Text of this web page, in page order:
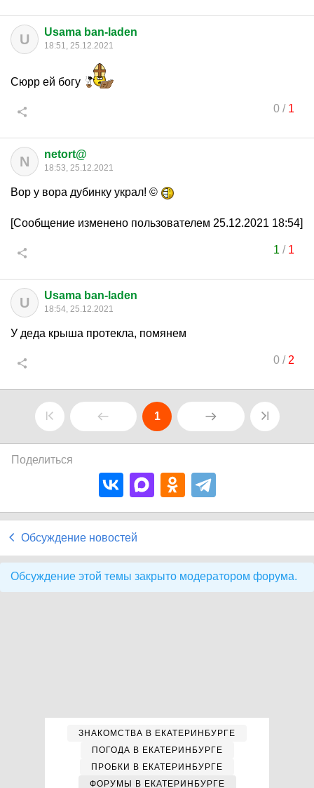
U Usama ban-laden
18:51, 25.12.2021
Сюрр ей богу
0/ 1
N netort@
18:53, 25.12.2021
Вор у вора дубинку украл! ©
[Сообщение изменено пользователем 25.12.2021 18:54]
1 / 1
U Usama ban-laden
18:54, 25.12.2021
У деда крыша протекла, помянем
0/ 2
1
Поделиться
Обсуждение новостей
Обсуждение этой темы закрыто модератором форума.
ЗНАКОМСТВА В ЕКАТЕРИНБУРГЕ
ПОГОДА В ЕКАТЕРИНБУРГЕ
ПРОБКИ В ЕКАТЕРИНБУРГЕ
ФОРУМЫ В ЕКАТЕРИНБУРГЕ